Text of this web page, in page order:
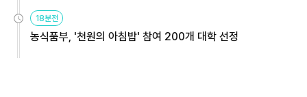
원
18분전
농식품부, '천원의 아침밥' 참여 200개 대학 선정